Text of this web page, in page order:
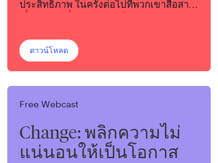
ประสิทธิภาพ ในครั้งต่อไปที่พวกเขาสื่อสาร
ดาวน์โหลด
Free Webcast
Change: พลิกความไม่
แน่นอนให้เป็นโอกาส